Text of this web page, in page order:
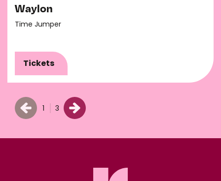
Waylon
Time Jumper
Tickets
1 3